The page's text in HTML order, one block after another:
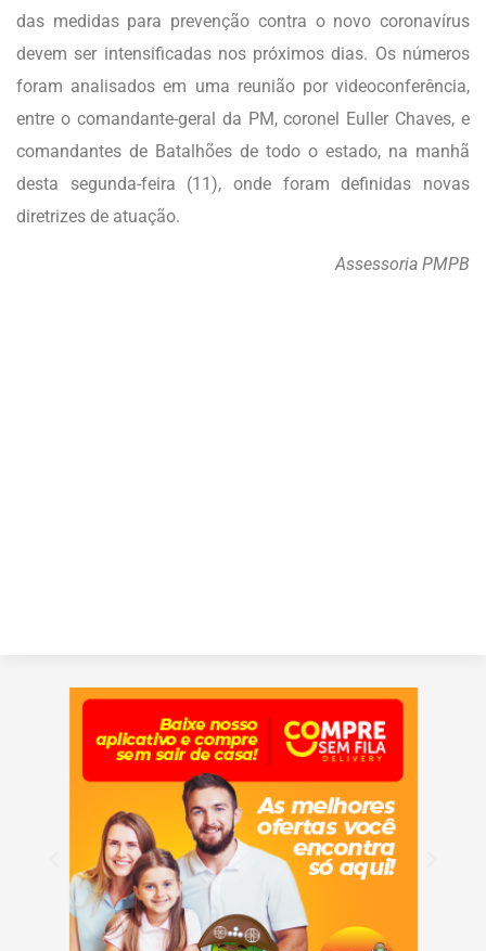
das medidas para prevenção contra o novo coronavírus
devem ser intensificadas nos próximos dias. Os números
foram analisados em uma reunião por videoconferência,
entre o comandante-geral da PM, coronel Euller Chaves, e
comandantes de Batalhões de todo o estado, na manhã
desta segunda-feira (11), onde foram definidas novas
diretrizes de atuação.
Assessoria PMPB